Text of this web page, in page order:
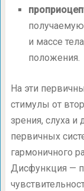
и массе
положения.
На эти
стимулы от
зрения, слуха и
первичных
гармоничного
Дисфункция —